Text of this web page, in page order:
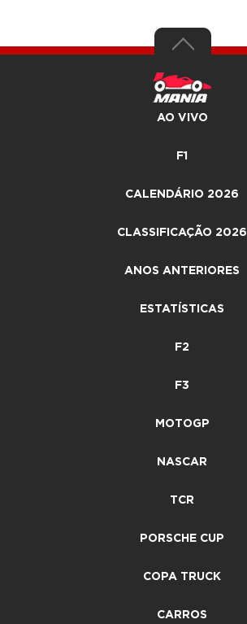
AO VIVO
F1
CALENDÁRIO 2026
CLASSIFICAÇÃO 2026
ANOS ANTERIORES
ESTATÍSTICAS
F2
F3
MOTOGP
NASCAR
TCR
PORSCHE CUP
COPA TRUCK
CARROS